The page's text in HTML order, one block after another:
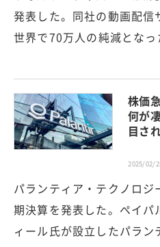
発表した。同社の動画配
世界で70万人の純減とな
株価
何が
目さ
2025/02/
パランティア・テクノロ
期決算を発表した。ペイパ
ィール氏が設立したパラ